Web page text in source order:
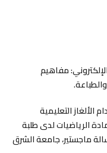
(2022). التعليم الإلكتروني: مفاهيم
.2020)). أثر استخدام الألغاز التعليمية
الرياضيات لدى طلبة
ماجستير، جامعة الشرق